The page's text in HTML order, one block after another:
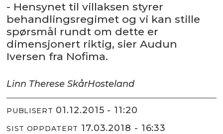
- Hensynet til villaksen styrer
behandlingsregimet og vi kan stille
spørsmål rundt om dette er
dimensjonert riktig, sier Audun
Iversen fra Nofima.
Linn Therese SkårHosteland
PUBLISERT 01.12.2015 - 11:20
SIST OPPDATERT 17.03.2018 - 16:33